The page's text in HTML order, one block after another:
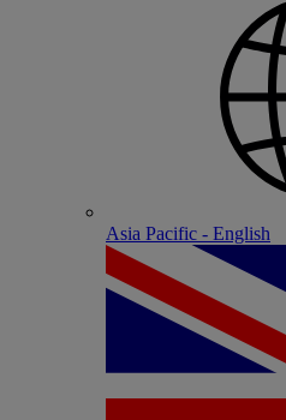
Asia Pacific - English